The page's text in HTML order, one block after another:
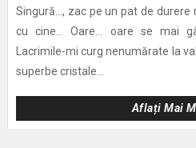
Singură..., zac pe un pat de durere
cu cine... Oare... oare se mai
Lacrimile-mi curg nenumărate la
superbe cristale...
Aflați Mai